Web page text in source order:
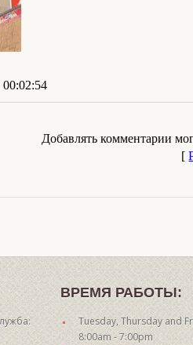
00:02:54
Добавлять комментарии
[
ВРЕМЯ РАБОТЫ:
Tuesday, Thursday and
8:00am - 7:00pm